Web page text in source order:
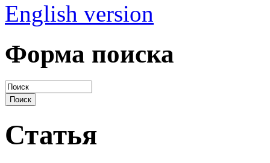
English version
Форма поиска
Статья